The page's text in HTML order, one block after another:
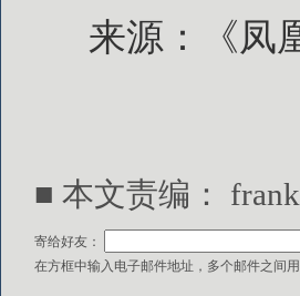
来源：《凤
■ 本文责编： frank
寄给好友：
在方框中输入电子邮件地址，多个邮件之间用